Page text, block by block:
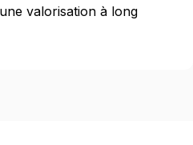
valorisation à long